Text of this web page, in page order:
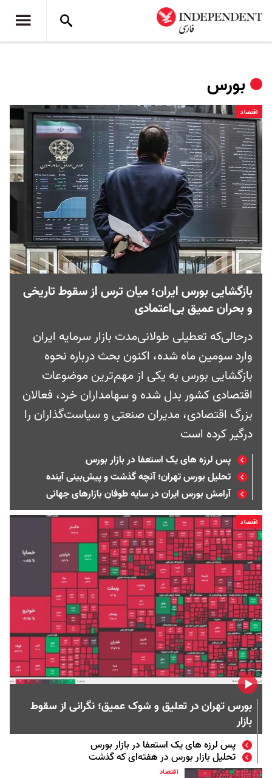
بورس
اقتصاد
بازگشایی بورس ایران؛ میان ترس از سقوط تاریخی
و بحران عمیق بی‌اعتمادی
درحالی‌که تعطیلی طولانی‌مدت بازار سرمایه ایران
وارد سومین ماه شده، اکنون بحث درباره نحوه
بازگشایی بورس به یکی از مهم‌ترین موضوعات
اقتصادی کشور بدل شده و سهامداران خرد، فعالان
بزرگ اقتصادی، مدیران صنعتی و سیاست‌گذاران را
درگیر کرده است
پس لرزه های یک استعفا در بازار بورس
تحلیل بورس تهران؛ آنچه گذشت و پیش‌بینی آینده
آرامش بورس ایران در سایه طوفان بازارهای جهانی
اقتصاد
بورس تهران در تعلیق و شوک عمیق؛ نگرانی از سقوط
بازار
پس لرزه های یک استعفا در بازار بورس
تحلیل بازار بورس در هفته‌ای که گذشت
اقتصاد